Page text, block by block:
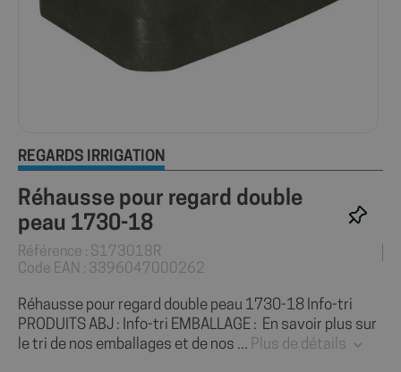
REGARDS IRRIGATION
Réhausse pour regard double
peau 1730-18
Référence : S173018R
Code EAN : 3396047000262
Réhausse pour regard double peau 1730-18 Info-tri
PRODUITS ABJ : Info-tri EMBALLAGE : En savoir plus sur
le tri de nos emballages et de nos ... Plus de détails